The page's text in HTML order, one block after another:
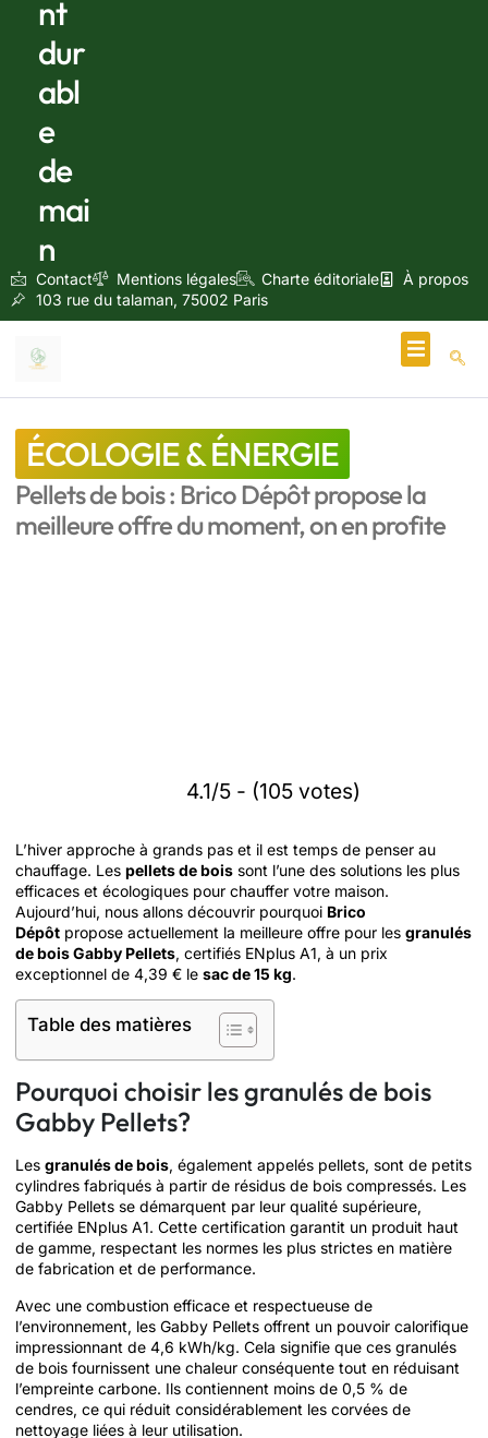
nt
dur
abl
e
de
mai
n
Contact Mentions légales Charte éditoriale
À propos
103 rue du talaman, 75002 Paris
ÉCOLOGIE & ÉNERGIE
Pellets de bois : Brico Dépôt propose la
meilleure offre du moment, on en profite
4.1/5 - (105 votes)
L’hiver approche à grands pas et il est temps de penser au
chauffage. Les pellets de bois sont l’une des solutions les plus
efficaces et écologiques pour chauffer votre maison.
Aujourd’hui, nous allons découvrir pourquoi Brico
Dépôt propose actuellement la meilleure offre pour les granulés
de bois Gabby Pellets, certifiés ENplus A1, à un prix
exceptionnel de 4,39 € le sac de 15 kg.
Table des matières
Pourquoi choisir les granulés de bois
Gabby Pellets?
Les granulés de bois, également appelés pellets, sont de petits
cylindres fabriqués à partir de résidus de bois compressés. Les
Gabby Pellets se démarquent par leur qualité supérieure,
certifiée ENplus A1. Cette certification garantit un produit haut
de gamme, respectant les normes les plus strictes en matière
de fabrication et de performance.
Avec une combustion efficace et respectueuse de
l’environnement, les Gabby Pellets offrent un pouvoir calorifique
impressionnant de 4,6 kWh/kg. Cela signifie que ces granulés
de bois fournissent une chaleur conséquente tout en réduisant
l’empreinte carbone. Ils contiennent moins de 0,5 % de
cendres, ce qui réduit considérablement les corvées de
nettoyage liées à leur utilisation.